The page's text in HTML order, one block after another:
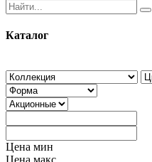
Каталог
Цена мин
Цена макс